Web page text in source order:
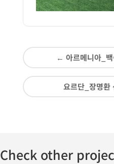
← 아르메니아_
요르단_장명
Check other